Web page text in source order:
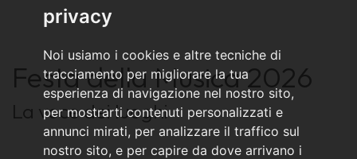
privacy
Noi usiamo i cookies e altre tecniche di
tracciamento per migliorare la tua
esperienza di navigazione nel nostro sito,
per mostrarti contenuti personalizzati e
annunci mirati, per analizzare il traffico sul
nostro sito, e per capire da dove arrivano i
Festa della Musica 2026
La voce dei luoghi